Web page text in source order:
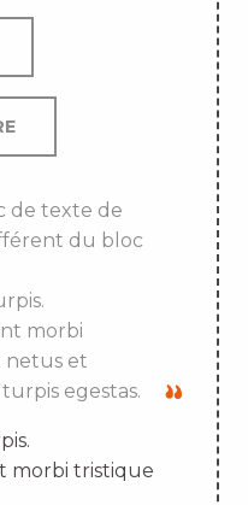
de texte de
du bloc
morbi
netus et
egestas.
morbi tristique